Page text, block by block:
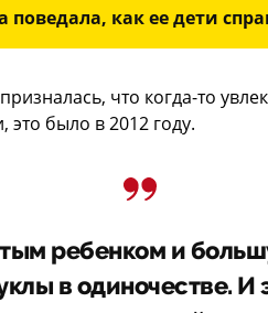
как ее дети
что когда-то
это было в 2012 году.
ребенком и
в одиночестве. И